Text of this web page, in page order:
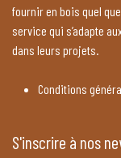
fournir en bois quel
service qui s’adapte
dans leurs projets.
Conditions
S'inscrire à nos